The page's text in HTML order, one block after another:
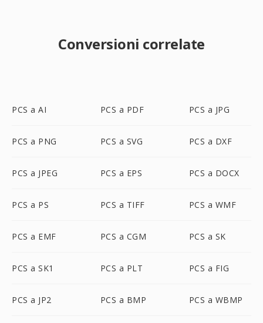
Conversioni correlate
PCS a AI PCS a PDF PCS a JPG
PCS a PNG PCS a SVG PCS a DXF
PCS a JPEG PCS a EPS PCS a DOCX
PCS a PS PCS a TIFF PCS a WMF
PCS a EMF PCS a CGM PCS a SK
PCS a SK1 PCS a PLT PCS a FIG
PCS a JP2 PCS a BMP PCS a WBMP